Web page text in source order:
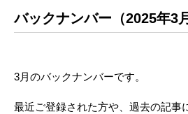
バックナンバー（2025年3月
3月のバックナンバーです。
最近ご登録された方や、過去の記事